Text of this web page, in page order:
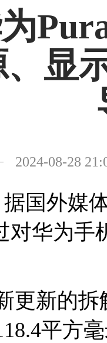
显
2024-08-28
外媒体
对华为
新的拆
平方